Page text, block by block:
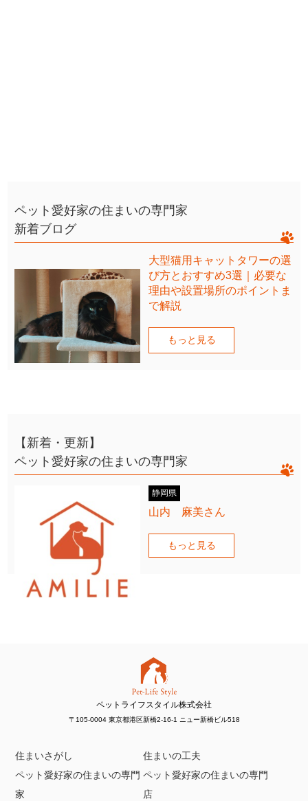
ペット愛好家の住まいの専門家
新着ブログ
大型猫用キャットタワーの選
び方とおすすめ3選｜必要な
理由や設置場所のポイントま
で解説
もっと見る
【新着・更新】
ペット愛好家の住まいの専門家
静岡県
山内 麻美さん
もっと見る
ペットライフスタイル株式会社
〒105-0004 東京都港区新橋2-16-1 ニュー新橋ビル518
住まいさがし
住まいの工夫
ペット愛好家の住まいの専門
家
ペット愛好家の住まいの専門
店